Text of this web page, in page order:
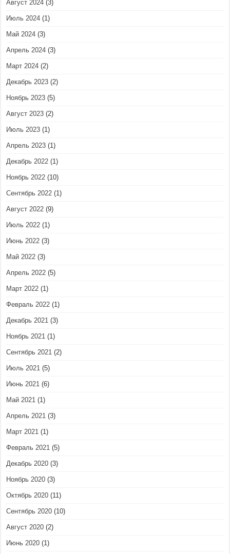
Август 2024 (3)
Июль 2024 (1)
Май 2024 (3)
Апрель 2024 (3)
Март 2024 (2)
Декабрь 2023 (2)
Ноябрь 2023 (5)
Август 2023 (2)
Июль 2023 (1)
Апрель 2023 (1)
Декабрь 2022 (1)
Ноябрь 2022 (10)
Сентябрь 2022 (1)
Август 2022 (9)
Июль 2022 (1)
Июнь 2022 (3)
Май 2022 (3)
Апрель 2022 (5)
Март 2022 (1)
Февраль 2022 (1)
Декабрь 2021 (3)
Ноябрь 2021 (1)
Сентябрь 2021 (2)
Июль 2021 (5)
Июнь 2021 (6)
Май 2021 (1)
Апрель 2021 (3)
Март 2021 (1)
Февраль 2021 (5)
Декабрь 2020 (3)
Ноябрь 2020 (3)
Октябрь 2020 (11)
Сентябрь 2020 (10)
Август 2020 (2)
Июнь 2020 (1)